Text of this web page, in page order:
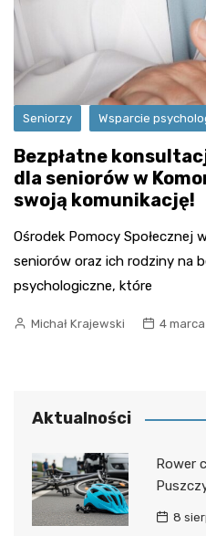
Seniorzy Wsparcie
Bezpłatne
dla seniorów w
swoją komunikację!
Ośrodek Pomocy Społecznej
seniorów oraz ich rodziny na
psychologiczne, które
Michał Krajewski 4
Aktualności
Rower
8